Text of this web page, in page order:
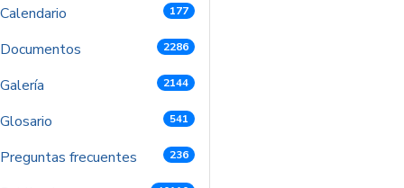
Calendario
177
Documentos 2286
Galería 2144
Glosario 541
Preguntas frecuentes 236